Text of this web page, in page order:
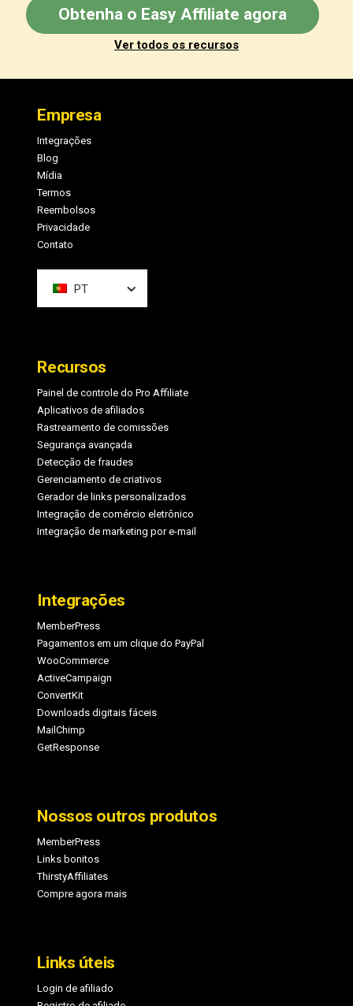
Obtenha o Easy Affiliate agora
Ver todos os recursos
Empresa
Integrações
Blog
Mídia
Termos
Reembolsos
Privacidade
Contato
PT
Recursos
Painel de controle do Pro Affiliate
Aplicativos de afiliados
Rastreamento de comissões
Segurança avançada
Detecção de fraudes
Gerenciamento de criativos
Gerador de links personalizados
Integração de comércio eletrônico
Integração de marketing por e-mail
Integrações
MemberPress
Pagamentos em um clique do PayPal
WooCommerce
ActiveCampaign
ConvertKit
Downloads digitais fáceis
MailChimp
GetResponse
Nossos outros produtos
MemberPress
Links bonitos
ThirstyAffiliates
Compre agora mais
Links úteis
Login de afiliado